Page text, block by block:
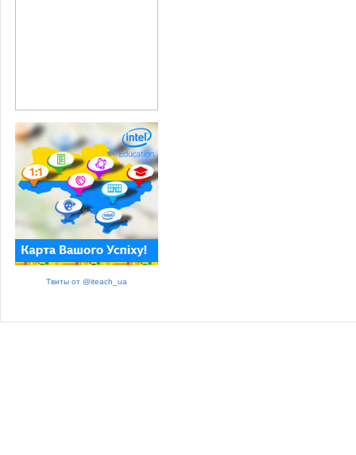
Твиты от @iteach_ua